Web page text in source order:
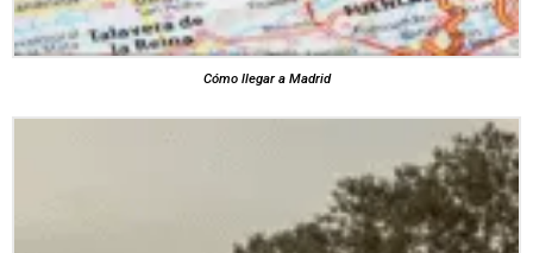
Cómo llegar a Madrid